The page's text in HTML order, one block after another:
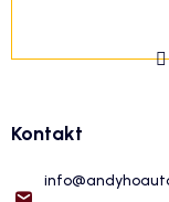
Kontakt
info@